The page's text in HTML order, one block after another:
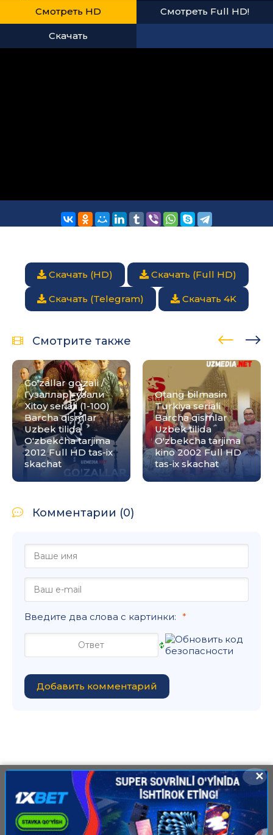
Смотреть HD
Смотреть Full HD!
Скачать
Скачать (HD) Скачать (Full HD)
Скачать (Telegram) Скачать 4K
Смотрите также
Go'zallar go'zali /
Гузаллар гузали
Xitoy seriali (1-100)
Barcha qismlar
Uzbek tilida
O'zbekcha tarjima
2012 Full HD tas-ix
skachat
Otang bilmasin
Turkiya seriali
Barcha qismlar
Uzbek tilida
O'zbekcha tarjima
kino 2002 Full HD
tas-ix skachat
Комментарии (0)
Введите два слова с картинки:
Добавить комментарий
✕